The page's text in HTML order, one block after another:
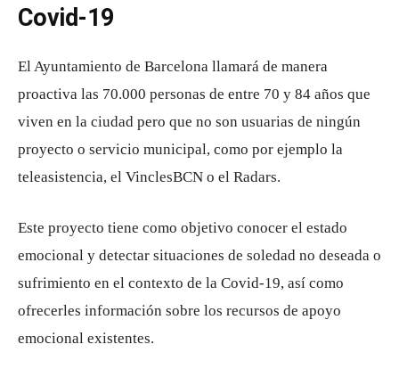
Covid-19
El Ayuntamiento de Barcelona llamará de manera
proactiva las 70.000 personas de entre 70 y 84 años que
viven en la ciudad pero que no son usuarias de ningún
proyecto o servicio municipal, como por ejemplo la
teleasistencia, el VinclesBCN o el Radars.
Este proyecto tiene como objetivo conocer el estado
emocional y detectar situaciones de soledad no deseada o
sufrimiento en el contexto de la Covid-19, así como
ofrecerles información sobre los recursos de apoyo
emocional existentes.